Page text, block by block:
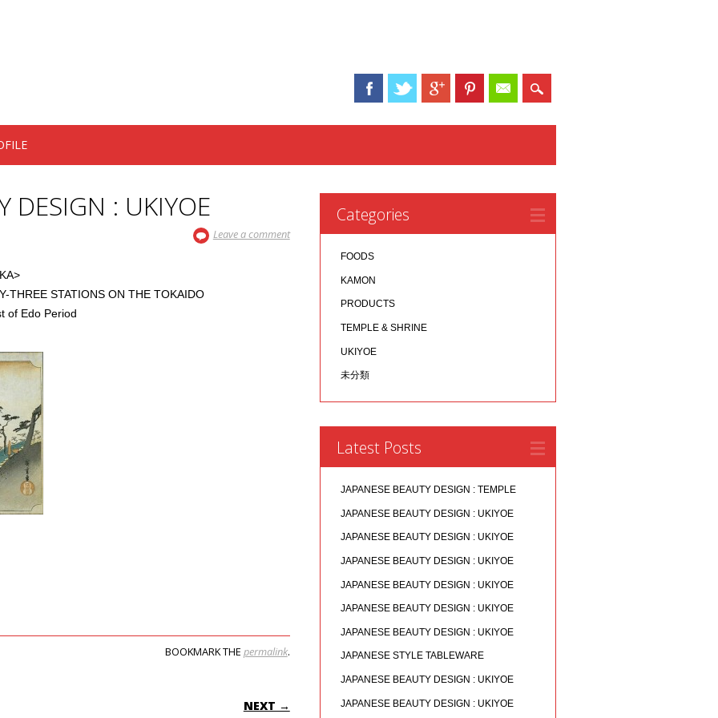
DESIGN : UKIYOE
Leave a comment
THREE STATIONS ON THE TOKAIDO
of Edo Period
BOOKMARK THE permalink.
NEXT →
Categories
FOODS
KAMON
PRODUCTS
TEMPLE & SHRINE
UKIYOE
未分類
Latest Posts
JAPANESE BEAUTY DESIGN : TEMPLE
JAPANESE BEAUTY DESIGN : UKIYOE
JAPANESE BEAUTY DESIGN : UKIYOE
JAPANESE BEAUTY DESIGN : UKIYOE
JAPANESE BEAUTY DESIGN : UKIYOE
JAPANESE BEAUTY DESIGN : UKIYOE
JAPANESE BEAUTY DESIGN : UKIYOE
JAPANESE STYLE TABLEWARE
JAPANESE BEAUTY DESIGN : UKIYOE
JAPANESE BEAUTY DESIGN : UKIYOE